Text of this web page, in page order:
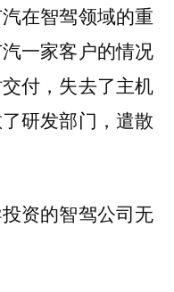
在智驾领域的重
一家客户的情况
付，失去了主机
研发部门，遣散
资的智驾公司无